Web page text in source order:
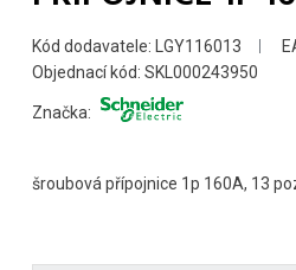
Kód dodavatele: LGY116013
Objednací kód: SKL000243950
Značka:
šroubová přípojnice 1p 160A, 13